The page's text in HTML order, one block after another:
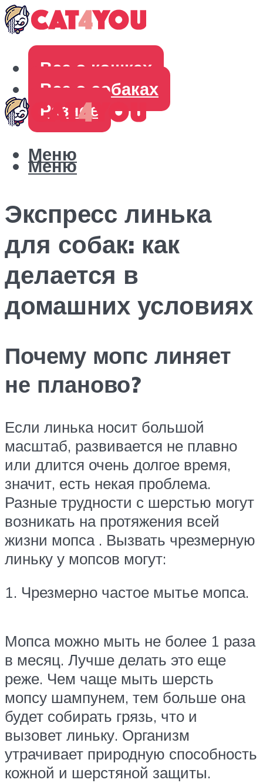
Все о кошках
Все о собаках
Разное
Меню
Меню
Экспресс линька
для собак: как
делается в
домашних условиях
Почему мопс линяет
не планово?
Если линька носит большой
масштаб, развивается не плавно
или длится очень долгое время,
значит, есть некая проблема.
Разные трудности с шерстью могут
возникать на протяжения всей
жизни мопса . Вызвать чрезмерную
линьку у мопсов могут:
1. Чрезмерно частое мытье мопса.
Мопса можно мыть не более 1 раза
в месяц. Лучше делать это еще
реже. Чем чаще мыть шерсть
мопсу шампунем, тем больше она
будет собирать грязь, что и
вызовет линьку. Организм
утрачивает природную способность
кожной и шерстяной защиты.